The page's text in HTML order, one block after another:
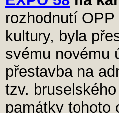
rozhodnutí
kultury, byla
svému novému
přestavba na
tzv.
památky tohoto